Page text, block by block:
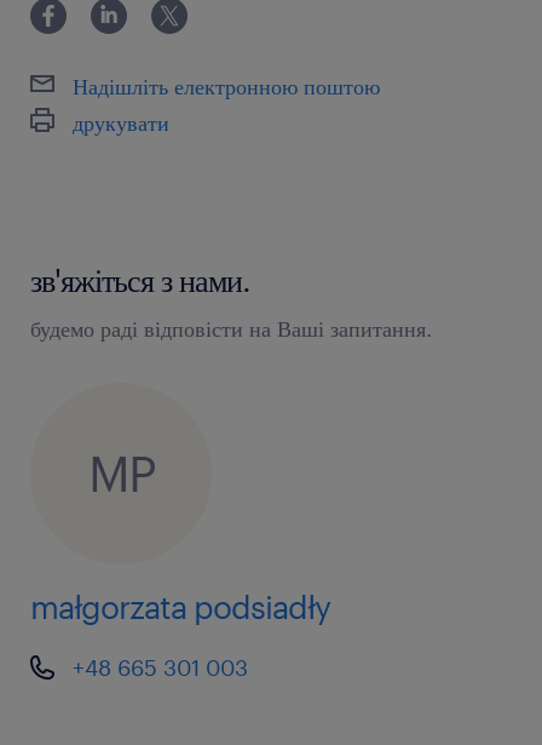
Надішліть електронною поштою
друкувати
зв'яжіться з нами.
будемо раді відповісти на Ваші запитання.
MP
małgorzata podsiadły
+48 665 301 003